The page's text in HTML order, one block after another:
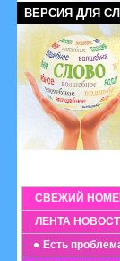
ВЕРСИЯ ДЛЯ
СВЕЖИЙ
ЛЕНТА
Есть